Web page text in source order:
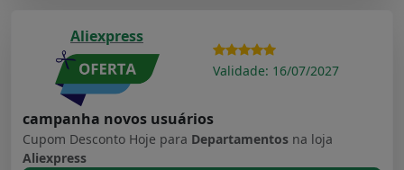
Aliexpress
Validade: 16/07/2027
campanha novos usuários
Cupom Desconto Hoje para Departamentos na loja
Aliexpress